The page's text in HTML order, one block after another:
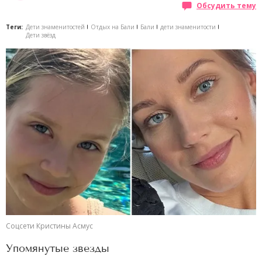
Обсудить тему
Теги: Дети знаменитостей Отдых на Бали Бали
дети знаменитости
Дети звёзд
Соцсети Кристины Асмус
Упомянутые звезды